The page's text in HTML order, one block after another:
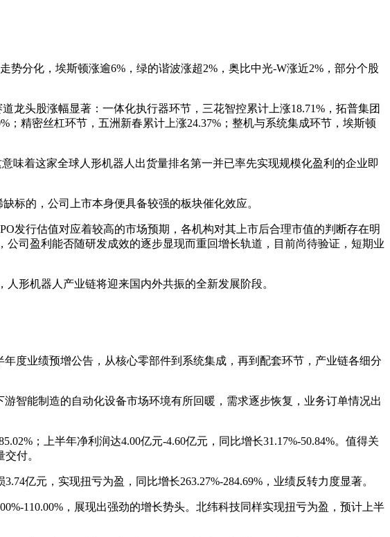
分化，埃斯顿涨逾6%，绿的谐波涨超2%，奥比中光-W涨近2%，部分个股
龙头股涨幅显著：一体化执行器环节，三花智控累计上涨18.71%，拓普集团
；精密丝杠环节，五洲新春累计上涨24.37%；整机与系统集成环节，埃斯顿
味着这家全球人形机器人出货量排名第一并已率先实现规模化盈利的企业即
标的，公司上市本身便具备较强的板块催化效应。
发行估值对应着较高的市场预期，各机构对其上市后合理市值的判断存在明
司盈利能否随研发成效的逐步显现而重回增长轨道，目前尚待验证，短期业
形机器人产业链将迎来国内外共振的全新发展阶段。
度业绩预增公告，从核心零部件到系统集成，再到配套环节，产业链各细分
智能制造的自动化设备市场环境有所回暖，需求逐步恢复，业务订单情况出
；上半年净利润达4.00亿元-4.60亿元，同比增长31.17%-50.84%。值得关
付。
亿元，实现扭亏为盈，同比增长263.27%-284.69%，业绩反转力度显著。
110.00%，展现出强劲的增长势头。北纬科技同样实现扭亏为盈，预计上半